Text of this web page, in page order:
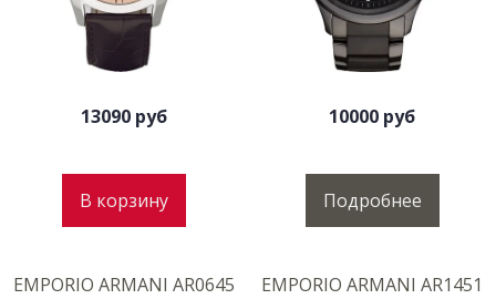
13090 руб
В корзину
EMPORIO ARMANI AR0645
10000 руб
Подробнее
EMPORIO ARMANI AR1451